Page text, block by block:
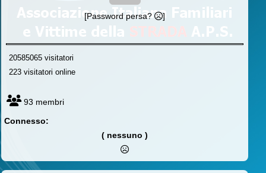
[Password persa? ]
20585065 visitatori
223 visitatori online
93 membri
Connesso:
( nessuno )